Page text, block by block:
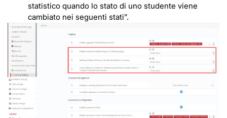
statistico quando lo stato di uno studente viene
cambiato nei seguenti stati”.